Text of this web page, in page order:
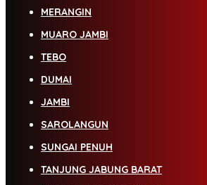
MERANGIN
MUARO JAMBI
TEBO
DUMAI
JAMBI
SAROLANGUN
SUNGAI PENUH
TANJUNG JABUNG BARAT